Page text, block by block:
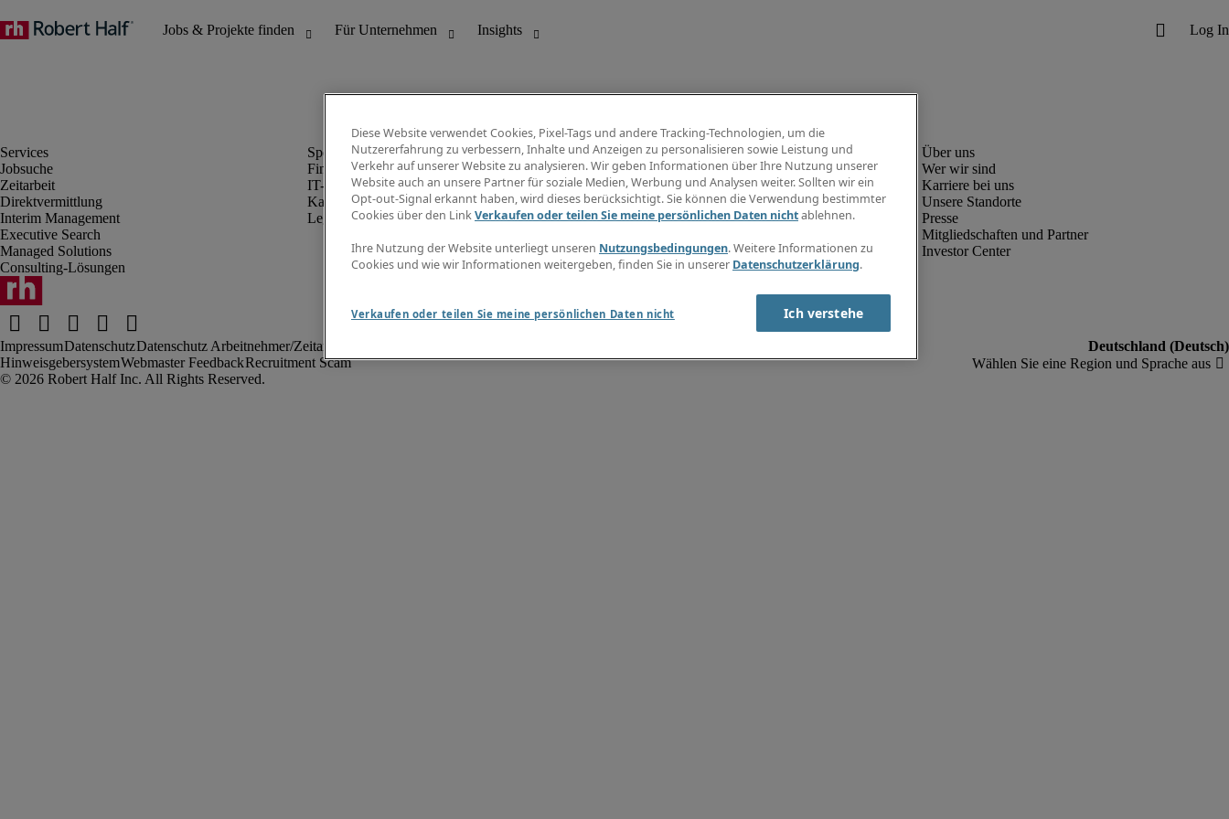
Jobsuche
Zeitarbeit
Direktvermittlung
Interim Management
Executive Search
Managed Solutions
Consulting-Lösungen
Finanz- & Rechnungswesen
IT-Bereich
Kaufmännischer Bereich
Legal
Info Center
Jobübersicht
Gehaltsübersicht
E-Learning
Wer wir sind
Karriere bei uns
Unsere Standorte
Presse
Mitgliedschaften und Partner
Investor Center
ImpressumDatenschutzDatenschutz Arbeitnehmer/Zeitarbeitskräfte
HinweisgebersystemWebmaster FeedbackRecruitment Scam
Diese Website verwendet Cookies, Pixel-Tags und andere Tracking-Technologien, um die
Nutzererfahrung zu verbessern, Inhalte und Anzeigen zu personalisieren sowie Leistung und
Verkehr auf unserer Website zu analysieren. Wir geben Informationen über Ihre Nutzung unserer
Website auch an unsere Partner für soziale Medien, Werbung und Analysen weiter. Sollten wir ein
Opt-out-Signal erkannt haben, wird dieses berücksichtigt. Sie können die Verwendung bestimmter
Cookies über den LinkVerkaufen oder teilen Sie meine persönlichen Daten nichtablehnen.
Ihre Nutzung der Website unterliegt unseren Nutzungsbedingungen. Weitere Informationen zu
Cookies und wie wir Informationen weitergeben, finden Sie in unserer Datenschutzerklärung.
Verkaufen oder teilen Sie meine persönlichen Daten nicht Ich verstehe